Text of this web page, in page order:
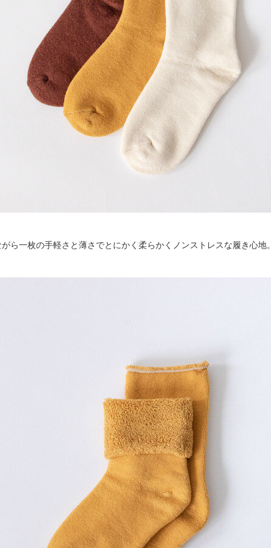
ら一枚の手軽さと薄さでとにかく柔らかくノンストレスな履き心地。